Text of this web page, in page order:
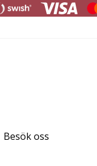
Besök oss